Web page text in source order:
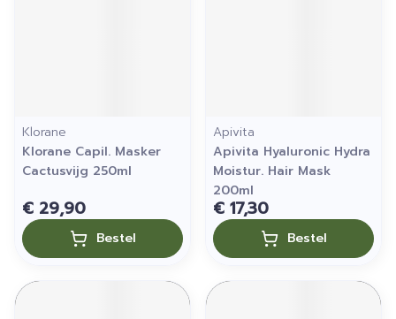
Klorane
Klorane Capil. Masker
Cactusvijg 250ml
€ 29,90
Bestel
Apivita
Apivita Hyaluronic Hydra
Moistur. Hair Mask
200ml
€ 17,30
Bestel